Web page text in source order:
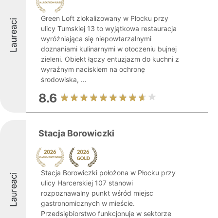
Laureaci
Green Loft zlokalizowany w Płocku przy
ulicy Tumskiej 13 to wyjątkowa restauracja
wyróżniająca się niepowtarzalnymi
doznaniami kulinarnymi w otoczeniu bujnej
zieleni. Obiekt łączy entuzjazm do kuchni z
wyraźnym naciskiem na ochronę
środowiska, ...
8.6
Laureaci
Stacja Borowiczki
Stacja Borowiczki położona w Płocku przy
ulicy Harcerskiej 107 stanowi
rozpoznawalny punkt wśród miejsc
gastronomicznych w mieście.
Przedsiębiorstwo funkcjonuje w sektorze